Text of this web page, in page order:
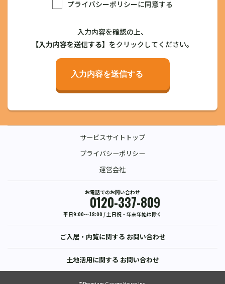
プライバシーポリシーに同意する
入力内容を確認の上、
【入力内容を送信する】 をクリックしてください。
入力内容を送信する
サービスサイトトップ
プライバシーポリシー
運営会社
お電話でのお問い合わせ
0120-337-809
平日9:00〜18:00 / 土日祝・年末年始は除く
ご入居・内覧に関する お問い合わせ
土地活用に関する お問い合わせ